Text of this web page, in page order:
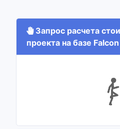
Запрос расчета
проекта на базе